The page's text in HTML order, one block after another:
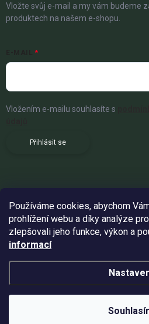
Používáme cookies, abychom
prohlížení webu a díky analýze
zlepšovali jeho funkce, výkon a
informací
Vložte svůj e-mail a my vám budeme
produktech na našem e-shopu.
Vložením e-mailu souhlasíte s
Přihlásit se